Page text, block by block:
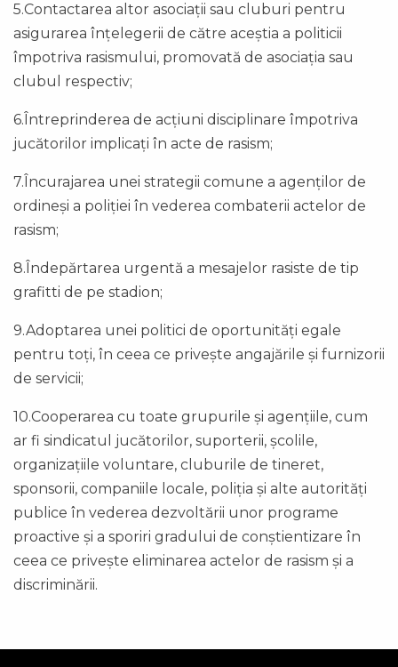
5.Contactarea altor asociații sau cluburi pentru
asigurarea înțelegerii de către aceștia a politicii
împotriva rasismului, promovată de asociația sau
clubul respectiv;
6.Întreprinderea de acțiuni disciplinare împotriva
jucătorilor implicați în acte de rasism;
7.Încurajarea unei strategii comune a agenților de
ordineși a poliției în vederea combaterii actelor de
rasism;
8.Îndepărtarea urgentă a mesajelor rasiste de tip
grafitti de pe stadion;
9.Adoptarea unei politici de oportunități egale
pentru toți, în ceea ce privește angajările și furnizorii
de servicii;
10.Cooperarea cu toate grupurile și agențiile, cum
ar fi sindicatul jucătorilor, suporterii, școlile,
organizațiile voluntare, cluburile de tineret,
sponsorii, companiile locale, poliția și alte autorități
publice în vederea dezvoltării unor programe
proactive și a sporiri gradului de conștientizare în
ceea ce privește eliminarea actelor de rasism și a
discriminării.